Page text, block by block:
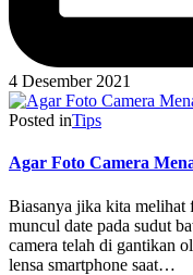
4 Desember 2021
Posted inTips
Agar Foto Camera
Biasanya jika kita melihat
muncul date pada sudut
camera telah di gantikan
lensa smartphone saat…